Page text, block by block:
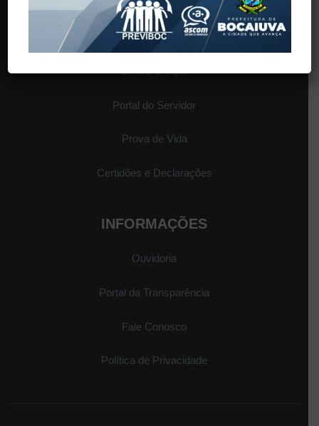
SERVIÇOS
Contra-cheque
Portal do Servidor
Prova de Vida
Certidões e Declarações
INFORMAÇÕES
Ouvidoria
Portal da Transparência
Fale Conosco
Política de Privacidade